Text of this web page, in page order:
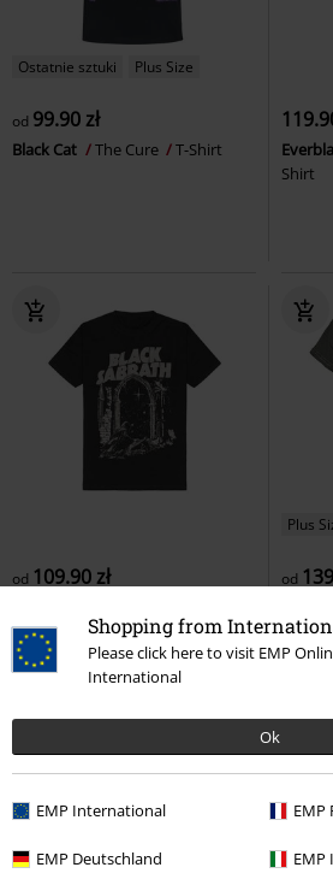
Shopping from
Please click here to visit EMP
International
Ok
EMP International EMP
EMP Deutschland EMP
Ostatnie sztuki Plus Size
od 99.90 zł
Black Cat The Cure T-Shirt
Shirt
od 109.90 zł
T-Shirt
Plus
od
Shirt